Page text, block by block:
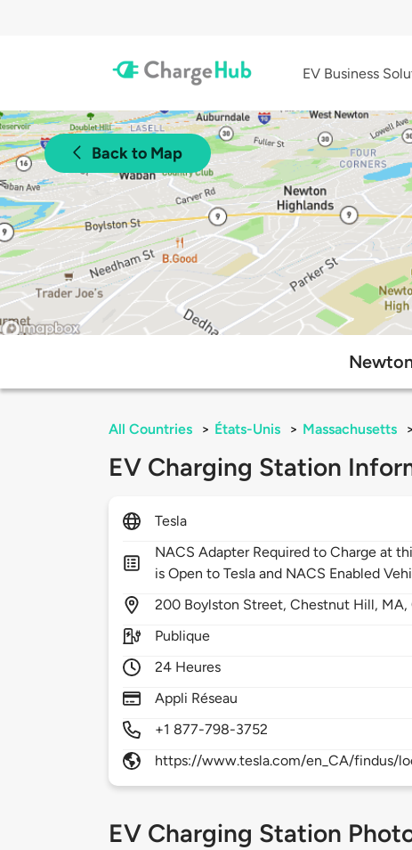
EV Business
Back to Map
All Countries > États-Unis > Massachusetts >
EV Charging Station
Tesla
NACS Adapter Required to Charge at
is Open to Tesla and NACS Enabled
200 Boylston Street,Chestnut Hill, MA,
Publique
24 Heures
Appli Réseau
+1 877-798-3752
https://www.tesla.com/en_CA/findus/
EV Charging Station